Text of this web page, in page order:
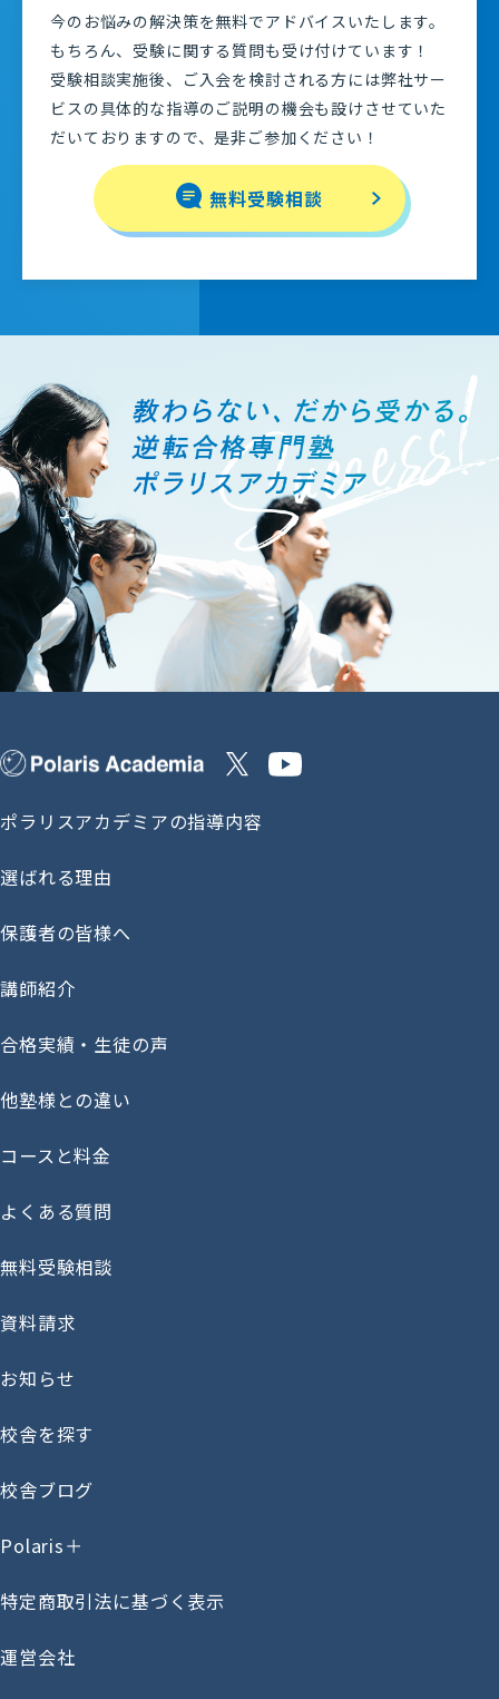
今のお悩みの解決策を無料でアドバイスいたします。
もちろん、受験に関する質問も受け付けています！
受験相談実施後、ご入会を検討される方には弊社サー
ビスの具体的な指導のご説明の機会も設けさせていた
だいておりますので、是非ご参加ください！
無料受験相談
ポラリスアカデミアの指導内容
選ばれる理由
保護者の皆様へ
講師紹介
合格実績・生徒の声
他塾様との違い
コースと料金
よくある質問
無料受験相談
資料請求
お知らせ
校舎を探す
校舎ブログ
Polaris＋
特定商取引法に基づく表示
運営会社